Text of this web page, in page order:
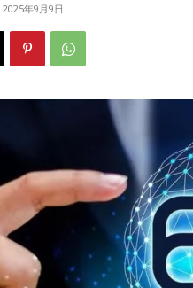
2025年9月9日